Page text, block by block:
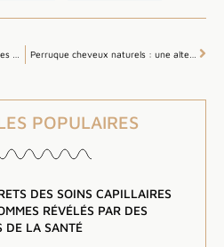
POPULAIRES
DES SOINS CAPILLAIRES
RÉVÉLÉS PAR DES
DE LA SANTÉ